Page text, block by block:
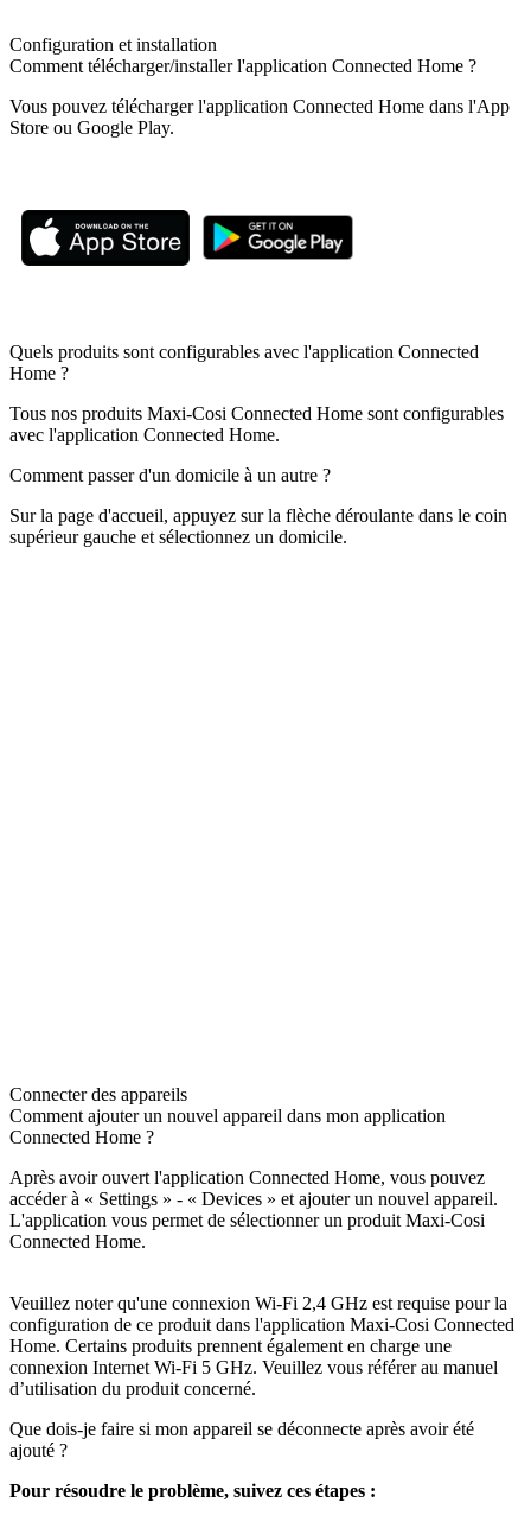
Configuration et installation
Comment télécharger/installer l'application Connected Home ?
Vous pouvez télécharger l'application Connected Home dans l'App
Store ou Google Play.
Quels produits sont configurables avec l'application Connected
Home ?
Tous nos produits Maxi-Cosi Connected Home sont configurables
avec l'application Connected Home.
Comment passer d'un domicile à un autre ?
Sur la page d'accueil, appuyez sur la flèche déroulante dans le coin
supérieur gauche et sélectionnez un domicile.
Connecter des appareils
Comment ajouter un nouvel appareil dans mon application
Connected Home ?
Après avoir ouvert l'application Connected Home, vous pouvez
accéder à « Settings » - « Devices » et ajouter un nouvel appareil.
L'application vous permet de sélectionner un produit Maxi-Cosi
Connected Home.
Veuillez noter qu'une connexion Wi-Fi 2,4 GHz est requise pour la
configuration de ce produit dans l'application Maxi-Cosi Connected
Home. Certains produits prennent également en charge une
connexion Internet Wi-Fi 5 GHz. Veuillez vous référer au manuel
d’utilisation du produit concerné.
Que dois-je faire si mon appareil se déconnecte après avoir été
ajouté ?
Pour résoudre le problème, suivez ces étapes :